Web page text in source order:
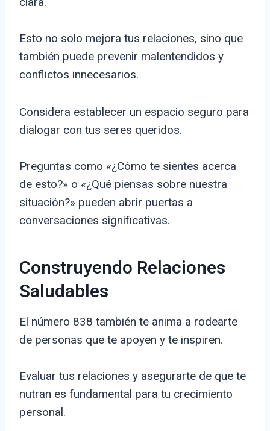
Esto no solo mejora tus relaciones, sino que
también puede prevenir malentendidos y
conflictos innecesarios.
Considera establecer un espacio seguro para
dialogar con tus seres queridos.
Preguntas como «¿Cómo te sientes acerca
de esto?» o «¿Qué piensas sobre nuestra
situación?» pueden abrir puertas a
conversaciones significativas.
Construyendo Relaciones
Saludables
El número 838 también te anima a rodearte
de personas que te apoyen y te inspiren.
Evaluar tus relaciones y asegurarte de que te
nutran es fundamental para tu crecimiento
personal.